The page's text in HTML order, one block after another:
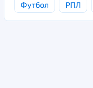
Футбол РПЛ